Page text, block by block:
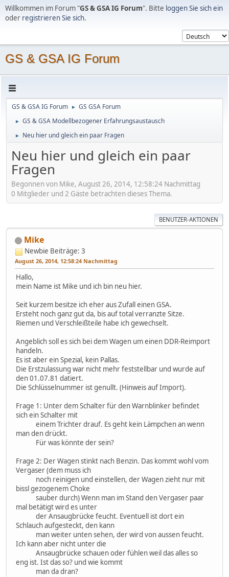
Willkommen im Forum "GS & GSA IG Forum". Bitte loggen Sie sich ein
oder registrieren Sie sich.
GS & GSA IG Forum
GS & GSA IG Forum ► GS GSA Forum
► GS & GSA Modellbezogener Erfahrungsaustausch
► Neu hier und gleich ein paar Fragen
Neu hier und gleich ein paar
Fragen
Begonnen von Mike, August 26, 2014, 12:58:24 Nachmittag
0 Mitglieder und 2 Gäste betrachten dieses Thema.
BENUTZER-AKTIONEN
Mike
Newbie Beiträge: 3
August 26, 2014, 12:58:24 Nachmittag
Hallo,
mein Name ist Mike und ich bin neu hier.
Seit kurzem besitze ich eher aus Zufall einen GSA.
Ersteht noch ganz gut da, bis auf total verranzte Sitze.
Riemen und Verschleißteile habe ich gewechselt.
Angeblich soll es sich bei dem Wagen um einen DDR-Reimport
handeln.
Es ist aber ein Spezial, kein Pallas.
Die Erstzulassung war nicht mehr feststellbar und wurde auf
den 01.07.81 datiert.
Die Schlüsselnummer ist genullt. (Hinweis auf Import).
Frage 1: Unter dem Schalter für den Warnblinker befindet
sich ein Schalter mit
einem Trichter drauf. Es geht kein Lämpchen an wenn
man den drückt.
Für was könnte der sein?
Frage 2: Der Wagen stinkt nach Benzin. Das kommt wohl vom
Vergaser (dem muss ich
noch reinigen und einstellen, der Wagen zieht nur mit
bissl gezogenem Choke
sauber durch) Wenn man im Stand den Vergaser paar
mal betätigt wird es unter
der Ansaugbrücke feucht. Eventuell ist dort ein
Schlauch aufgesteckt, den kann
man weiter unten sehen, der wird von aussen feucht.
Ich kann aber nicht unter die
Ansaugbrücke schauen oder fühlen weil das alles so
eng ist. Ist das so? und wie kommt
man da dran?